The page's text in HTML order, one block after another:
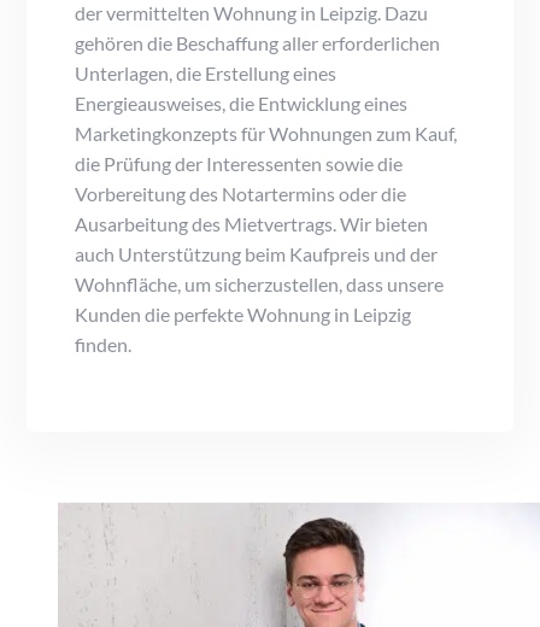
der vermittelten Wohnung in Leipzig. Dazu
gehören die Beschaffung aller erforderlichen
Unterlagen, die Erstellung eines
Energieausweises, die Entwicklung eines
Marketingkonzepts für Wohnungen zum Kauf,
die Prüfung der Interessenten sowie die
Vorbereitung des Notartermins oder die
Ausarbeitung des Mietvertrags. Wir bieten
auch Unterstützung beim Kaufpreis und der
Wohnfläche, um sicherzustellen, dass unsere
Kunden die perfekte Wohnung in Leipzig
finden.